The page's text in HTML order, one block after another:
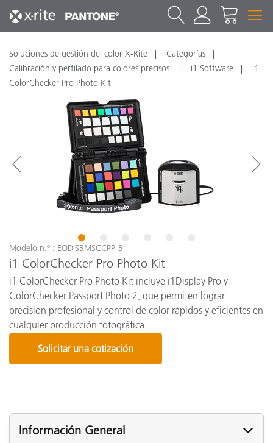
Soluciones de gestión del color X-Rite
Categorías
Calibración y perfilado para colores precisos
i1 Software
i1
ColorChecker Pro Photo Kit
1 2
Modelo n.º : EODIS3MSCCPP-B
i1 ColorChecker Pro Photo Kit
i1 ColorChecker Pro Photo Kit incluye i1Display Pro y
ColorChecker Passport Photo 2, que permiten lograr
precisión profesional y control de color rápidos y eficientes en
cualquier producción fotográfica.
Solicitar una cotización
Información General